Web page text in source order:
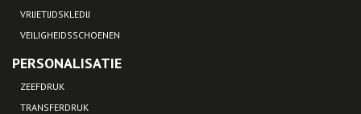
VRIJETIJDSKLEDIJ
VEILIGHEIDSSCHOENEN
PERSONALISATIE
ZEEFDRUK
TRANSFERDRUK